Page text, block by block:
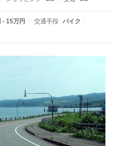
- 15万円 交通手段 バイク